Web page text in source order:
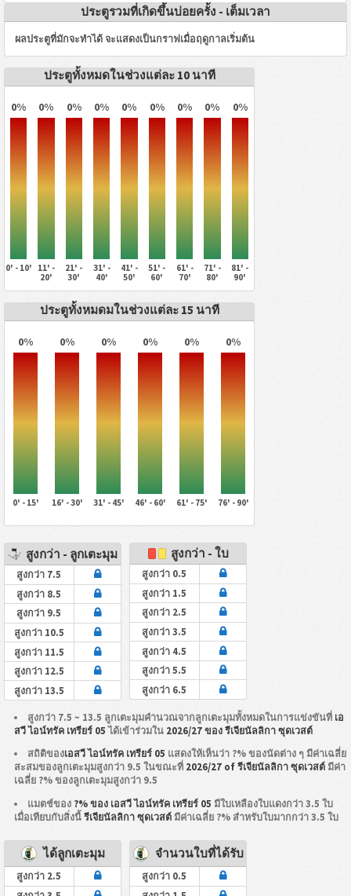
ประตูรวมที่เกิดขึ้นบ่อยครั้ง - เต็มเวลา
ผลประตูที่มักจะทำได้ จะแสดงเป็นกราฟเมื่อฤดูกาลเริ่มต้น
ประตูทั้งหมดในช่วงแต่ละ 10 นาที
0% 0% 0% 0% 0% 0% 0% 0% 0%
0' - 10'
11' -
20'
21' -
30'
31' -
40'
41' -
50'
51' -
60'
61' -
70'
71' -
80'
81' -
90'
ประตูทั้งหมดมในช่วงแต่ละ 15 นาที
0% 0% 0% 0% 0% 0%
0' - 15' 16' - 30' 31' - 45' 46' - 60' 61' - 75' 76' - 90'
สูงกว่า - ลูกเตะมุม
สูงกว่า 7.5
สูงกว่า 8.5
สูงกว่า 9.5
สูงกว่า 10.5
สูงกว่า 11.5
สูงกว่า 12.5
สูงกว่า 13.5
สูงกว่า - ใบ
สูงกว่า 0.5
สูงกว่า 1.5
สูงกว่า 2.5
สูงกว่า 3.5
สูงกว่า 4.5
สูงกว่า 5.5
สูงกว่า 6.5
สูงกว่า 7.5 ~ 13.5 ลูกเตะมุมคำนวณจากลูกเตะมุมทั้งหมดในการแข่งขันที่ เอ
สวี ไอน์ทรัค เทรียร์ 05 ได้เข้าร่วมใน 2026/27 ของ รีเจียนัลลิกา ซุดเวสต์
สถิติของเอสวี ไอน์ทรัค เทรียร์ 05 แสดงให้เห็นว่า ?% ของนัดต่าง ๆ มีค่าเฉลี่ย
สะสมของลูกเตะมุมสูงกว่า 9.5 ในขณะที่ 2026/27 of รีเจียนัลลิกา ซุดเวสต์มีค่า
เฉลี่ย ?% ของลูกเตะมุมสูงกว่า 9.5
แมตช์ของ ?% ของ เอสวี ไอน์ทรัค เทรียร์ 05 มีใบเหลืองใบแดงกว่า 3.5 ใบ
เมื่อเทียบกับสิ่งนี้ รีเจียนัลลิกา ซุดเวสต์มีค่าเฉลี่ย ?% สำหรับใบมากกว่า 3.5 ใบ
ได้ลูกเตะมุม
สูงกว่า 2.5
จำนวนใบที่ได้รับ
สูงกว่า 0.5